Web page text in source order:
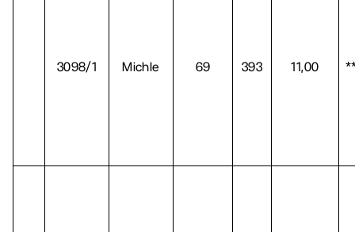
3098/1 Michle 69 393 11,00